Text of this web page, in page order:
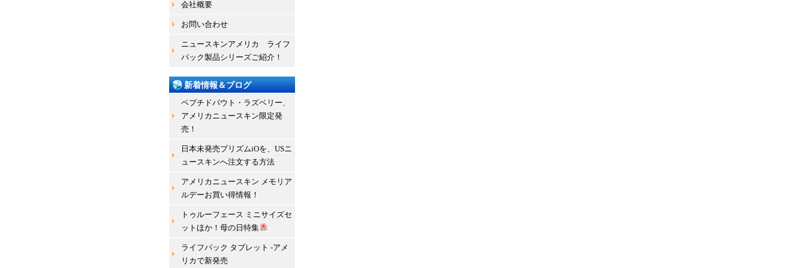
会社概要
お問い合わせ
ニュースキンアメリカ ライフ
パック製品シリーズご紹介！
新着情報＆ブログ
ペプチドパウト・ラズベリー、
アメリカニュースキン限定発
売！
日本未発売プリズムiOを、USニ
ュースキンへ注文する方法
アメリカニュースキン メモリア
ルデーお買い得情報！
トゥルーフェース ミニサイズセ
ットほか！母の日特集
ライフパック タブレット -アメ
リカで新発売